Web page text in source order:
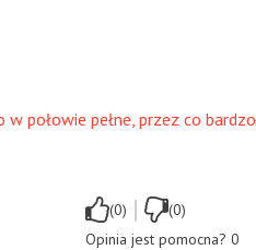
połowie pełne, przez co bardzo
(0) |
(0)
Opinia jest pomocna? 0